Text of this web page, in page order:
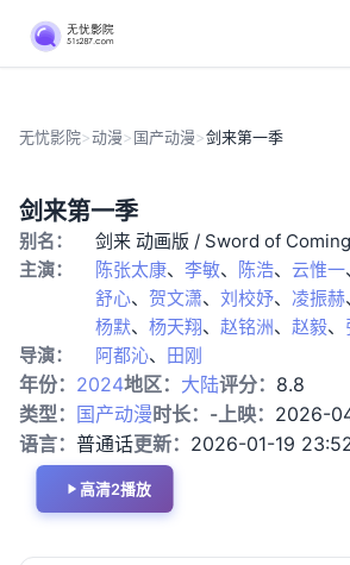
无忧影院>动漫>国产动漫>剑来第一季
动
漫
剑来第一季
别名：
剑来 动画版 / Sword of Coming
主演：
陈张太康、 李敏、 陈浩、 云惟一
舒心、 贺文潇、 刘校妤、 凌振赫
杨默、 杨天翔、 赵铭洲、 赵毅、
导演：
阿都沁、 田刚
年份： 2024地区： 大陆评分： 8.8
类型： 国产动漫时长： -上映： 2026-
语言： 普通话更新： 2026-01-19
高清2播放